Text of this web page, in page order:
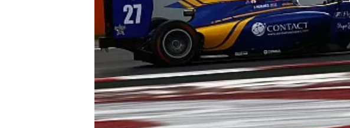
INDYCAR